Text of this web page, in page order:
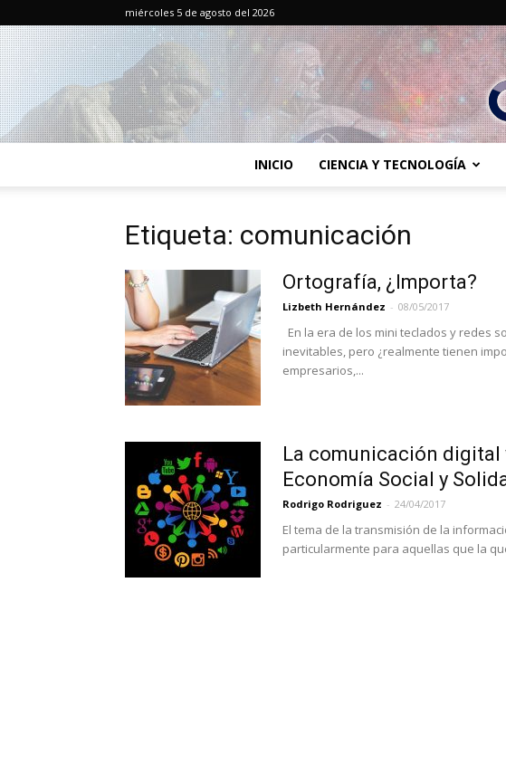
miércoles 5 de agosto del 2026
INICIO CIENCIA Y TECNOLOGÍA
Etiqueta: comunicación
Ortografía, ¿Importa?
Lizbeth Hernández - 08/05/2017
En la era de los mini teclados y redes
inevitables, pero ¿realmente tienen
empresarios,...
La comunicación digital
Economía Social y
Rodrigo Rodriguez - 24/04/2017
El tema de la transmisión de la
particularmente para aquellas que la